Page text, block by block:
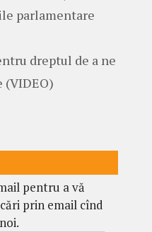
parlamentare
dreptul de a ne
pentru a vă
prin email cînd